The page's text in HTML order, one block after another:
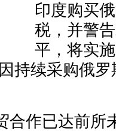
印度购买
税，并警
平，将实
持续采购俄
合作已达前所